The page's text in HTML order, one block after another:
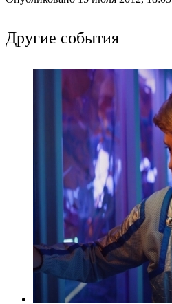
Другие события